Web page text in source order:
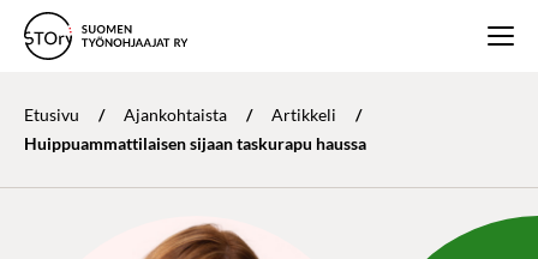
Etusivu / Ajankohtaista / Artikkeli
/
Huippuammattilaisen sijaan taskurapu haussa